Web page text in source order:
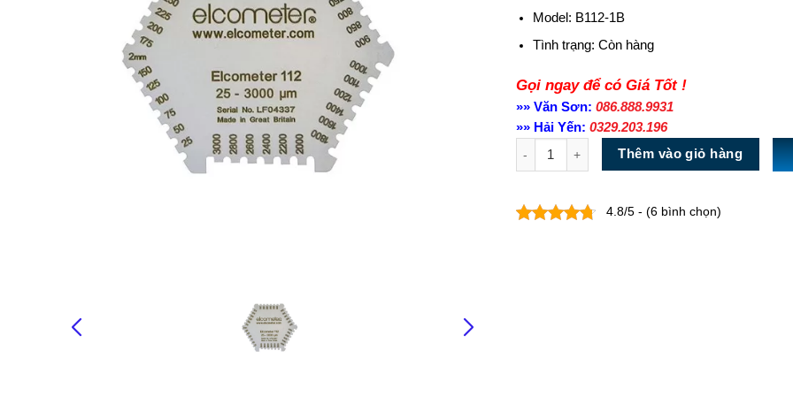
Model: B112-1B
Tình trạng:Còn hàng
Gọi ngay để có Giá Tốt !
»» Văn Sơn: 086.888.9931
»» Hải Yến: 0329.203.196
Số lượng
Thêm vào giỏ hàng
4.8/5 - (6 bình chọn)